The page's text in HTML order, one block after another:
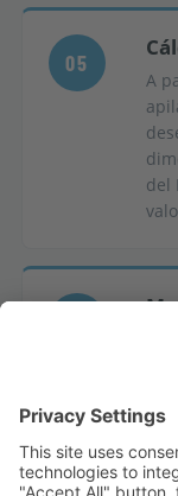
05
A
del